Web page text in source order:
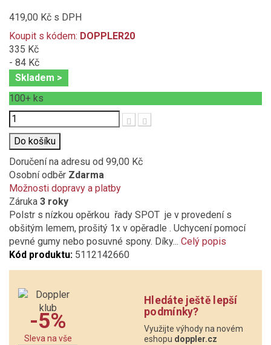
419,00 Kč s DPH
Koupit s kódem: DOPPLER20
335 Kč
- 84 Kč
Skladem >
100+ ks
Počet
Do košíku
Doručení na adresu od 99,00 Kč
Osobní odběr Zdarma
Možnosti dopravy a platby
Záruka 3 roky
Polstr s nízkou opěrkou řady SPOT je v provedení s
obšitým lemem, prošitý 1x v opěradle . Uchycení pomocí
pevné gumy nebo posuvné spony. Díky... Celý popis
Kód produktu: 5112142660
-5%
Sleva na vše
Hledáte ještě lepší
podmínky?
Využijte výhody na novém
eshopu doppler.cz